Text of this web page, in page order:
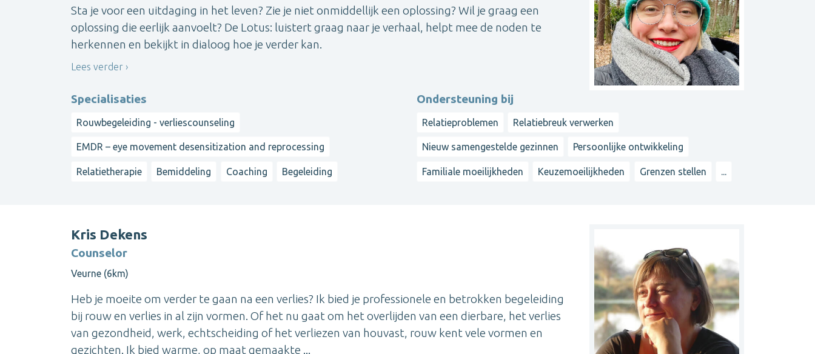
Sta je voor een uitdaging in het leven? Zie je niet onmiddellijk een oplossing? Wil je graag een
oplossing die eerlijk aanvoelt? De Lotus: luistert graag naar je verhaal, helpt mee de noden te
herkennen en bekijkt in dialoog hoe je verder kan.
Lees verder
Specialisaties
Rouwbegeleiding - verliescounseling
EMDR – eye movement desensitization and reprocessing
Relatietherapie Bemiddeling Coaching Begeleiding
Ondersteuning bij
Relatieproblemen Relatiebreuk verwerken
Nieuw samengestelde gezinnen Persoonlijke ontwikkeling
Familiale moeilijkheden Keuzemoeilijkheden Grenzen stellen ...
Kris Dekens
Counselor
Veurne (6km)
Heb je moeite om verder te gaan na een verlies? Ik bied je professionele en betrokken begeleiding
bij rouw en verlies in al zijn vormen. Of het nu gaat om het overlijden van een dierbare, het verlies
van gezondheid, werk, echtscheiding of het verliezen van houvast, rouw kent vele vormen en
gezichten. Ik bied warme, op maat gemaakte ...